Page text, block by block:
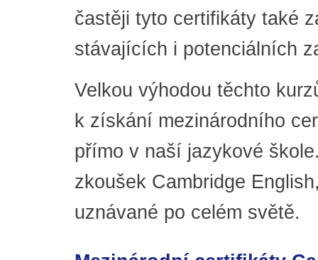
častěji tyto certifikáty také
stávajících i potenciálních
Velkou výhodou těchto
k získání mezinárodního
přímo v naší jazykové
zkoušek Cambridge
uznávané po celém světě.